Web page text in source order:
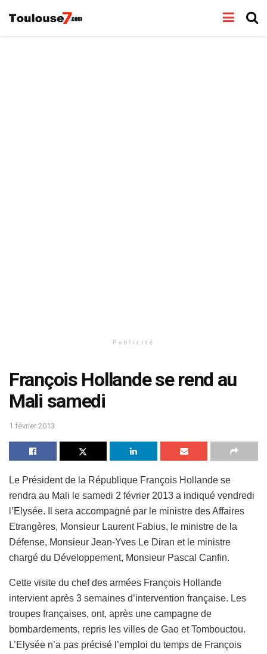
Publicité
François Hollande se rend au
Mali samedi
1 février 2013
Le Président de la République François Hollande se
rendra au Mali le samedi 2 février 2013 a indiqué vendredi
l’Elysée. Il sera accompagné par le ministre des Affaires
Etrangères, Monsieur Laurent Fabius, le ministre de la
Défense, Monsieur Jean-Yves Le Diran et le ministre
chargé du Développement, Monsieur Pascal Canfin.
Cette visite du chef des armées François Hollande
intervient après 3 semaines d’intervention française. Les
troupes françaises, ont, après une campagne de
bombardements, repris les villes de Gao et Tombouctou.
L’Elysée n’a pas précisé l’emploi du temps de François